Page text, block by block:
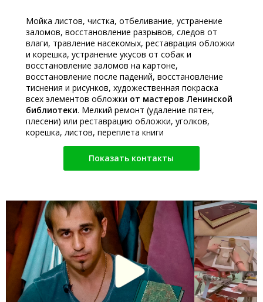
Мойка листов, чистка, отбеливание, устранение
заломов, восстановление разрывов, следов от
влаги, травление насекомых, реставрация обложки
и корешка, устранение укусов от собак и
восстановление заломов на картоне,
восстановление после падений, восстановление
тиснения и рисунков, художественная покраска
всех элементов обложки от мастеров Ленинской
библиотеки. Мелкий ремонт (удаление пятен,
плесени) или реставрацию обложки, уголков,
корешка, листов, переплета книги
Показать контакты